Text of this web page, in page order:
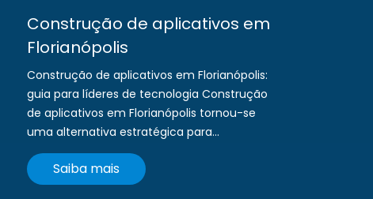
Construção de aplicativos em
Florianópolis
Construção de aplicativos em Florianópolis:
guia para líderes de tecnologia Construção
de aplicativos em Florianópolis tornou-se
uma alternativa estratégica para...
Saiba mais